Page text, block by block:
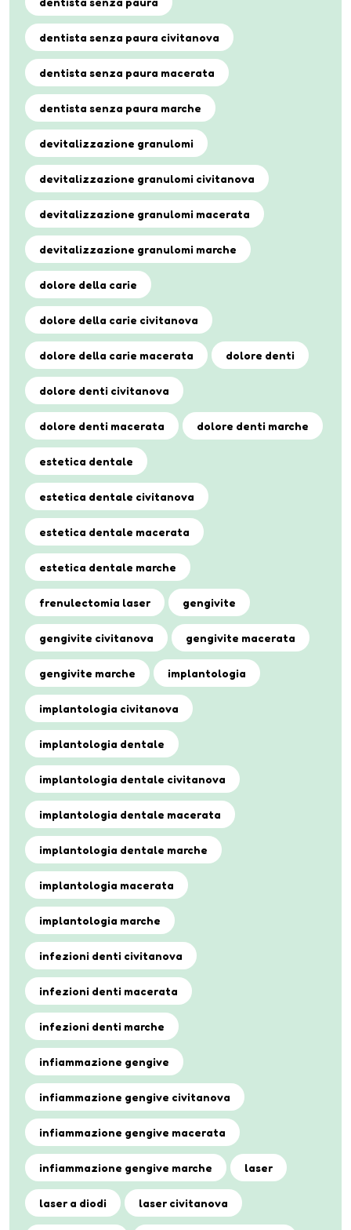
dentista senza paura civitanova
dentista senza paura macerata
dentista senza paura marche
devitalizzazione granulomi
devitalizzazione granulomi civitanova
devitalizzazione granulomi macerata
devitalizzazione granulomi marche
dolore della carie
dolore della carie civitanova
dolore della carie macerata dolore denti
dolore denti civitanova
dolore denti macerata dolore denti marche
estetica dentale
estetica dentale civitanova
estetica dentale macerata
estetica dentale marche
frenulectomia laser gengivite
gengivite civitanova gengivite macerata
gengivite marche implantologia
implantologia civitanova
implantologia dentale
implantologia dentale civitanova
implantologia dentale macerata
implantologia dentale marche
implantologia macerata
implantologia marche
infezioni denti civitanova
infezioni denti macerata
infezioni denti marche
infiammazione gengive
infiammazione gengive civitanova
infiammazione gengive macerata
infiammazione gengive marche laser
laser a diodi laser civitanova